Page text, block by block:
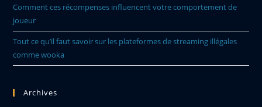
Comment ces récompenses influencent votre comportement de
joueur
Tout ce qu’il faut savoir sur les plateformes de streaming illégales
comme wooka
Archives